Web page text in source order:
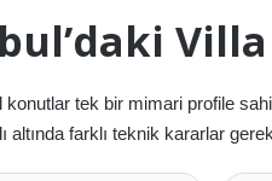
konutlar tek bir mimari profile
altında farklı teknik kararlar